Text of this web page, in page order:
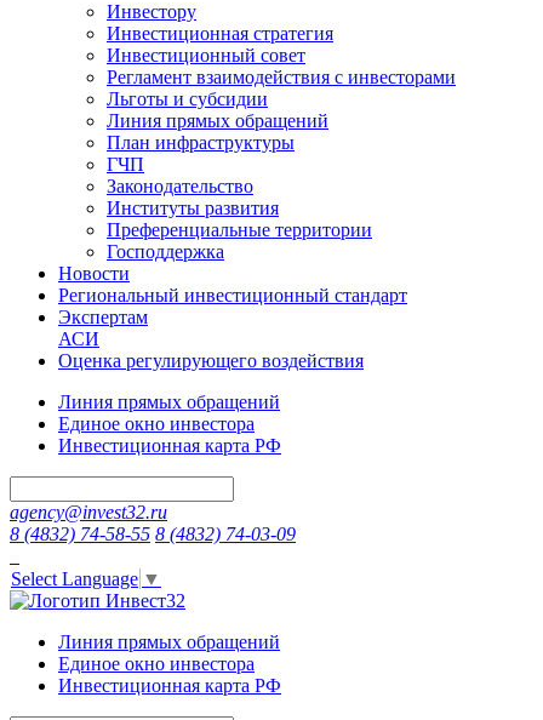
Инвестору
Инвестиционная стратегия
Инвестиционный совет
Регламент взаимодействия с инвесторами
Льготы и субсидии
Линия прямых обращений
План инфраструктуры
ГЧП
Законодательство
Институты развития
Преференциальные территории
Господдержка
Новости
Региональный инвестиционный стандарт
Экспертам
АСИ
Оценка регулирующего воздействия
Линия прямых обращений
Единое окно инвестора
Инвестиционная карта РФ
agency@invest32.ru
8 (4832) 74-58-55 8 (4832) 74-03-09
Select Language ▼
Линия прямых обращений
Единое окно инвестора
Инвестиционная карта РФ